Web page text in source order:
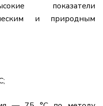
показатели
и природным